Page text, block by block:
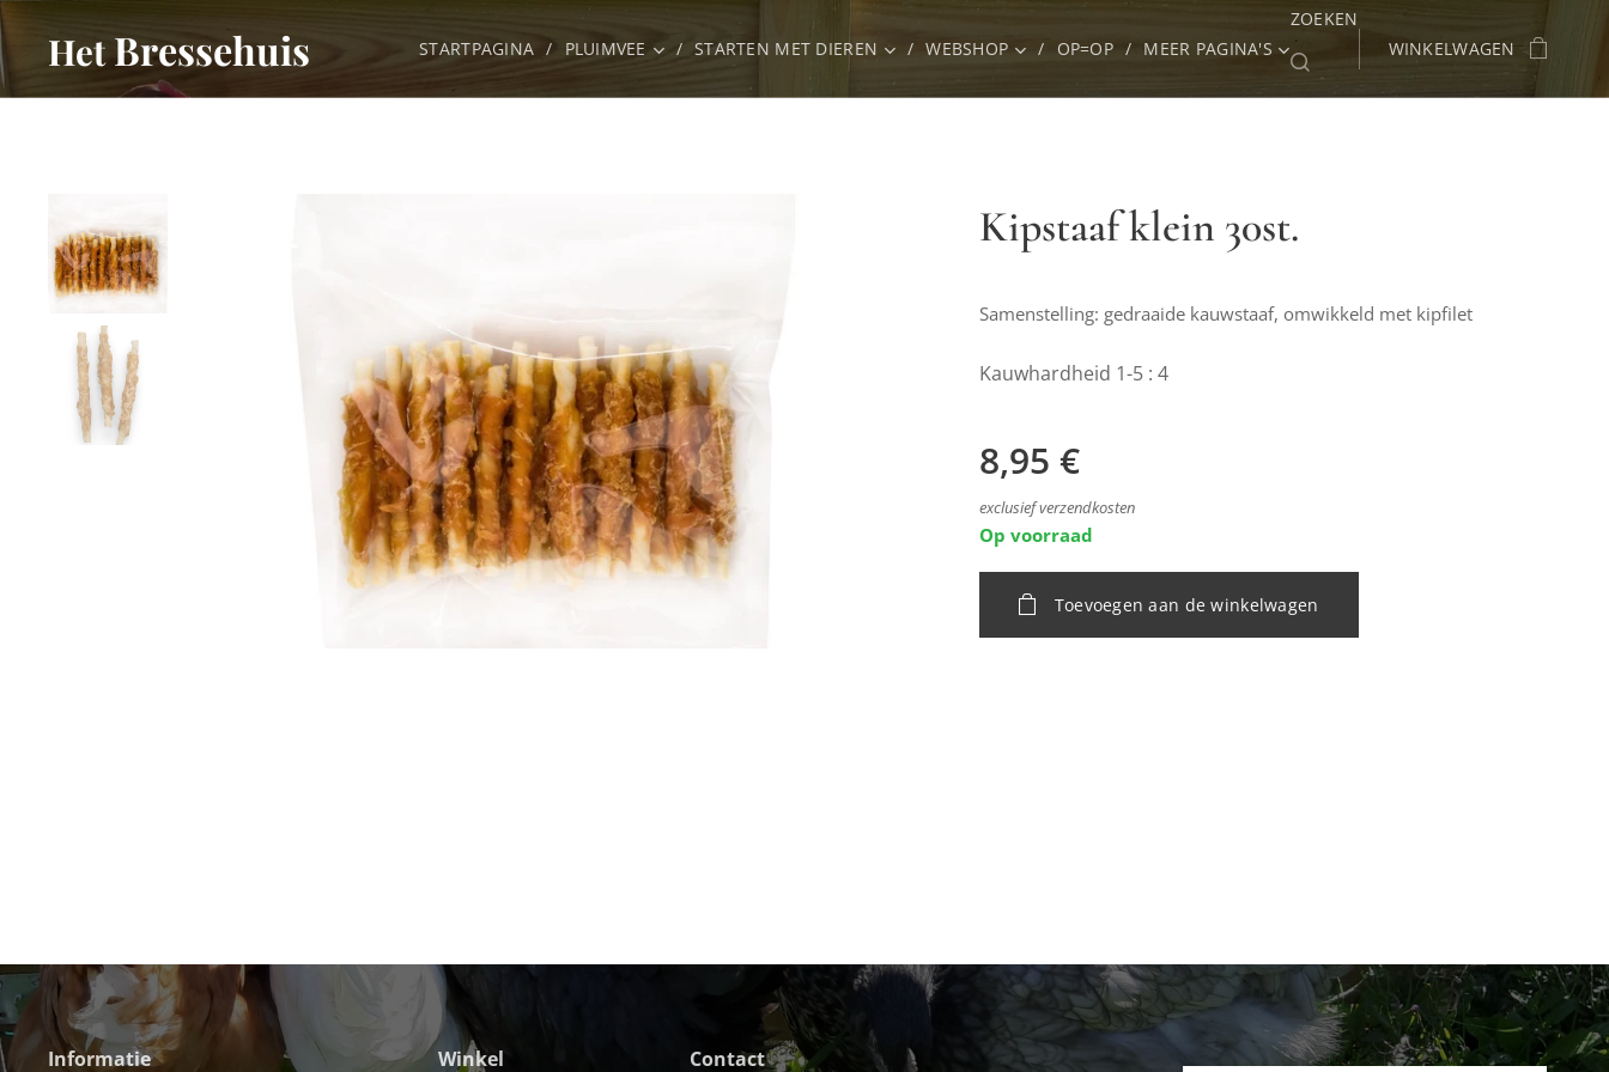
HetBressehuis STARTPAGINA PLUIMVEE STARTEN MET DIEREN WEBSHOP OP=OP MEER PAGINA'S
ZOEKEN
WINKELWAGEN
Kipstaaf klein 30st.
Samenstelling: gedraaide kauwstaaf, omwikkeld met kipfilet
Kauwhardheid 1-5 : 4
8,95 €
exclusief verzendkosten
Op voorraad
Toevoegen aan de winkelwagen
Informatie Winkel Contact